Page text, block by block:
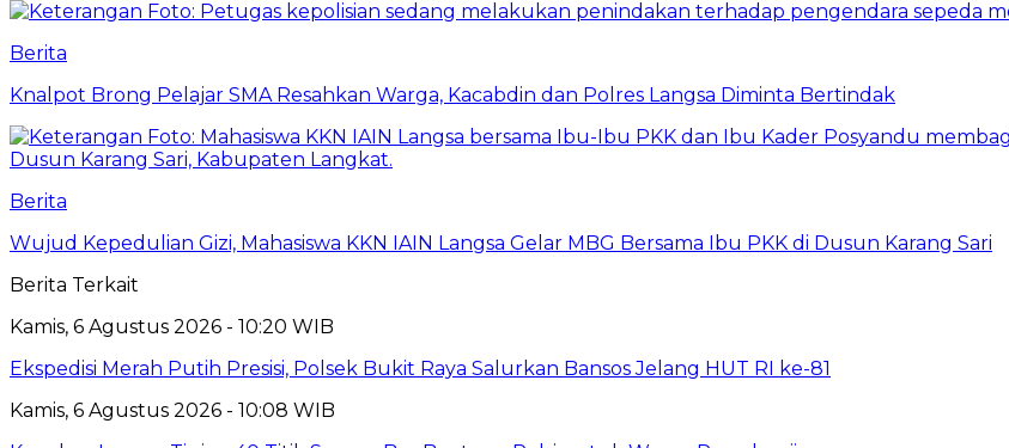
Berita
Knalpot Brong Pelajar SMA Resahkan Warga, Kacabdin dan Polres Langsa Diminta Bertindak
Berita
Wujud Kepedulian Gizi, Mahasiswa KKN IAIN Langsa Gelar MBG Bersama Ibu PKK di Dusun Karang Sari
Berita Terkait
Kamis, 6 Agustus 2026 - 10:20 WIB
Ekspedisi Merah Putih Presisi, Polsek Bukit Raya Salurkan Bansos Jelang HUT RI ke-81
Kamis, 6 Agustus 2026 - 10:08 WIB